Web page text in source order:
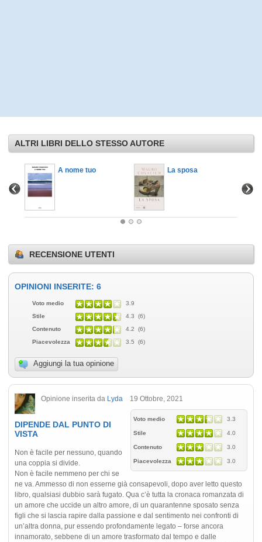
ALTRI LIBRI DELLO STESSO AUTORE
A nome tuo La sposa
RECENSIONE UTENTI
OPINIONI INSERITE: 6
Voto medio
3.9
Stile
4.3 (6)
Contenuto
4.2 (6)
Piacevolezza
3.5 (6)
Aggiungi la tua opinione
Opinione inserita da Lyda 19 Ottobre, 2021
Voto medio 3.3
Stile 4.0
Contenuto 3.0
Piacevolezza 3.0
DIPENDE DAL PUNTO DI
VISTA
Non è facile per nessuno, quando
una coppia si divide.
Non è facile nemmeno per chi se
ne va. Ammesso di non esserne già consapevoli, dopo aver letto questo
libro, qualsiasi dubbio sarà fugato. Qua c’è tutta la cronaca romanzata di
un amore che uccide un altro amore, di un quarantenne sposato senza
figli che si lascia rapire dalla passione e dal sentimento nei confronti di
un’altra donna, pur essendo profondamente legato – forse ancora
innamorato, sebbene di un amore trasformato dal tempo e dalle